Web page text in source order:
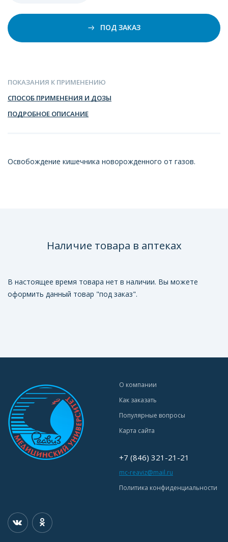
ПОД ЗАКАЗ
ПОКАЗАНИЯ К ПРИМЕНЕНИЮ
СПОСОБ ПРИМЕНЕНИЯ И ДОЗЫ
ПОДРОБНОЕ ОПИСАНИЕ
Освобождение кишечника новорожденного от газов.
Наличие товара в аптеках
В настоящее время товара нет в наличии. Вы можете
оформить данный товар "под заказ".
О компании
Как заказать
Популярные вопросы
Карта сайта
+7 (846) 321-21-21
mc-reaviz@mail.ru
Политика конфиденциальности